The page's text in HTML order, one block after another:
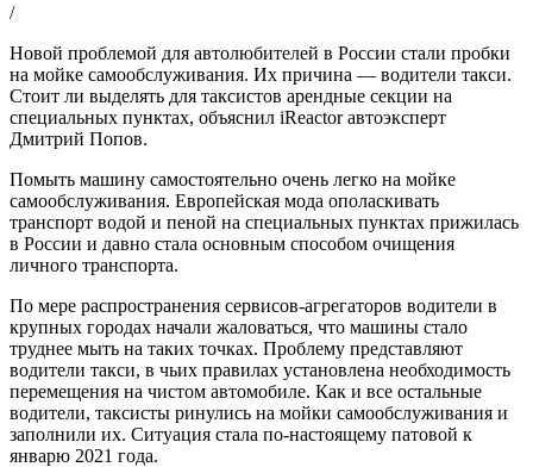
/
Новой проблемой для автолюбителей в России стали пробки
на мойке самообслуживания. Их причина — водители такси.
Стоит ли выделять для таксистов арендные секции на
специальных пунктах, объяснил iReactor автоэксперт
Дмитрий Попов.
Помыть машину самостоятельно очень легко на мойке
самообслуживания. Европейская мода ополаскивать
транспорт водой и пеной на специальных пунктах прижилась
в России и давно стала основным способом очищения
личного транспорта.
По мере распространения сервисов-агрегаторов водители в
крупных городах начали жаловаться, что машины стало
труднее мыть на таких точках. Проблему представляют
водители такси, в чьих правилах установлена необходимость
перемещения на чистом автомобиле. Как и все остальные
водители, таксисты ринулись на мойки самообслуживания и
заполнили их. Ситуация стала по-настоящему патовой к
январю 2021 года.